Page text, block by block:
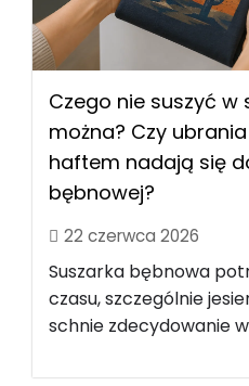
Czego nie suszyć w
można? Czy
haftem nadają się
bębnowej?
22 czerwca 2026
Suszarka bębnowa
czasu, szczególnie
schnie zdecydowanie